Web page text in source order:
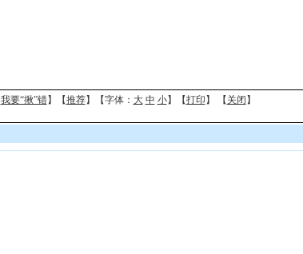
我要“揪”错】【推荐】【字体： 大 中 小】【打印 】 【 关闭 】